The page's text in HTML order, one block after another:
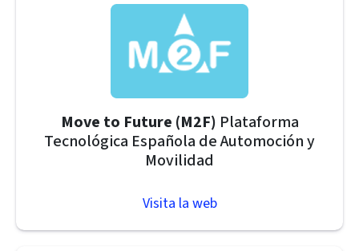
Move to Future (M2F) Plataforma
Tecnológica Española de Automoción y
Movilidad
Visita la web